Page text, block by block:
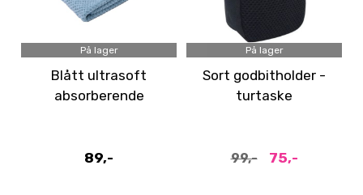
På lager
Blått ultrasoft
absorberende
89,-
På lager
Sort godbitholder -
turtaske
99,- 75,-